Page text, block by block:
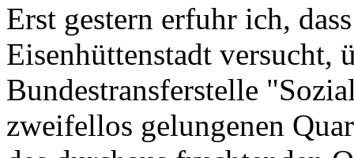
Erst gestern erfuhr ich,
Eisenhüttenstadt versucht,
Bundestransferstelle
zweifellos gelungenen